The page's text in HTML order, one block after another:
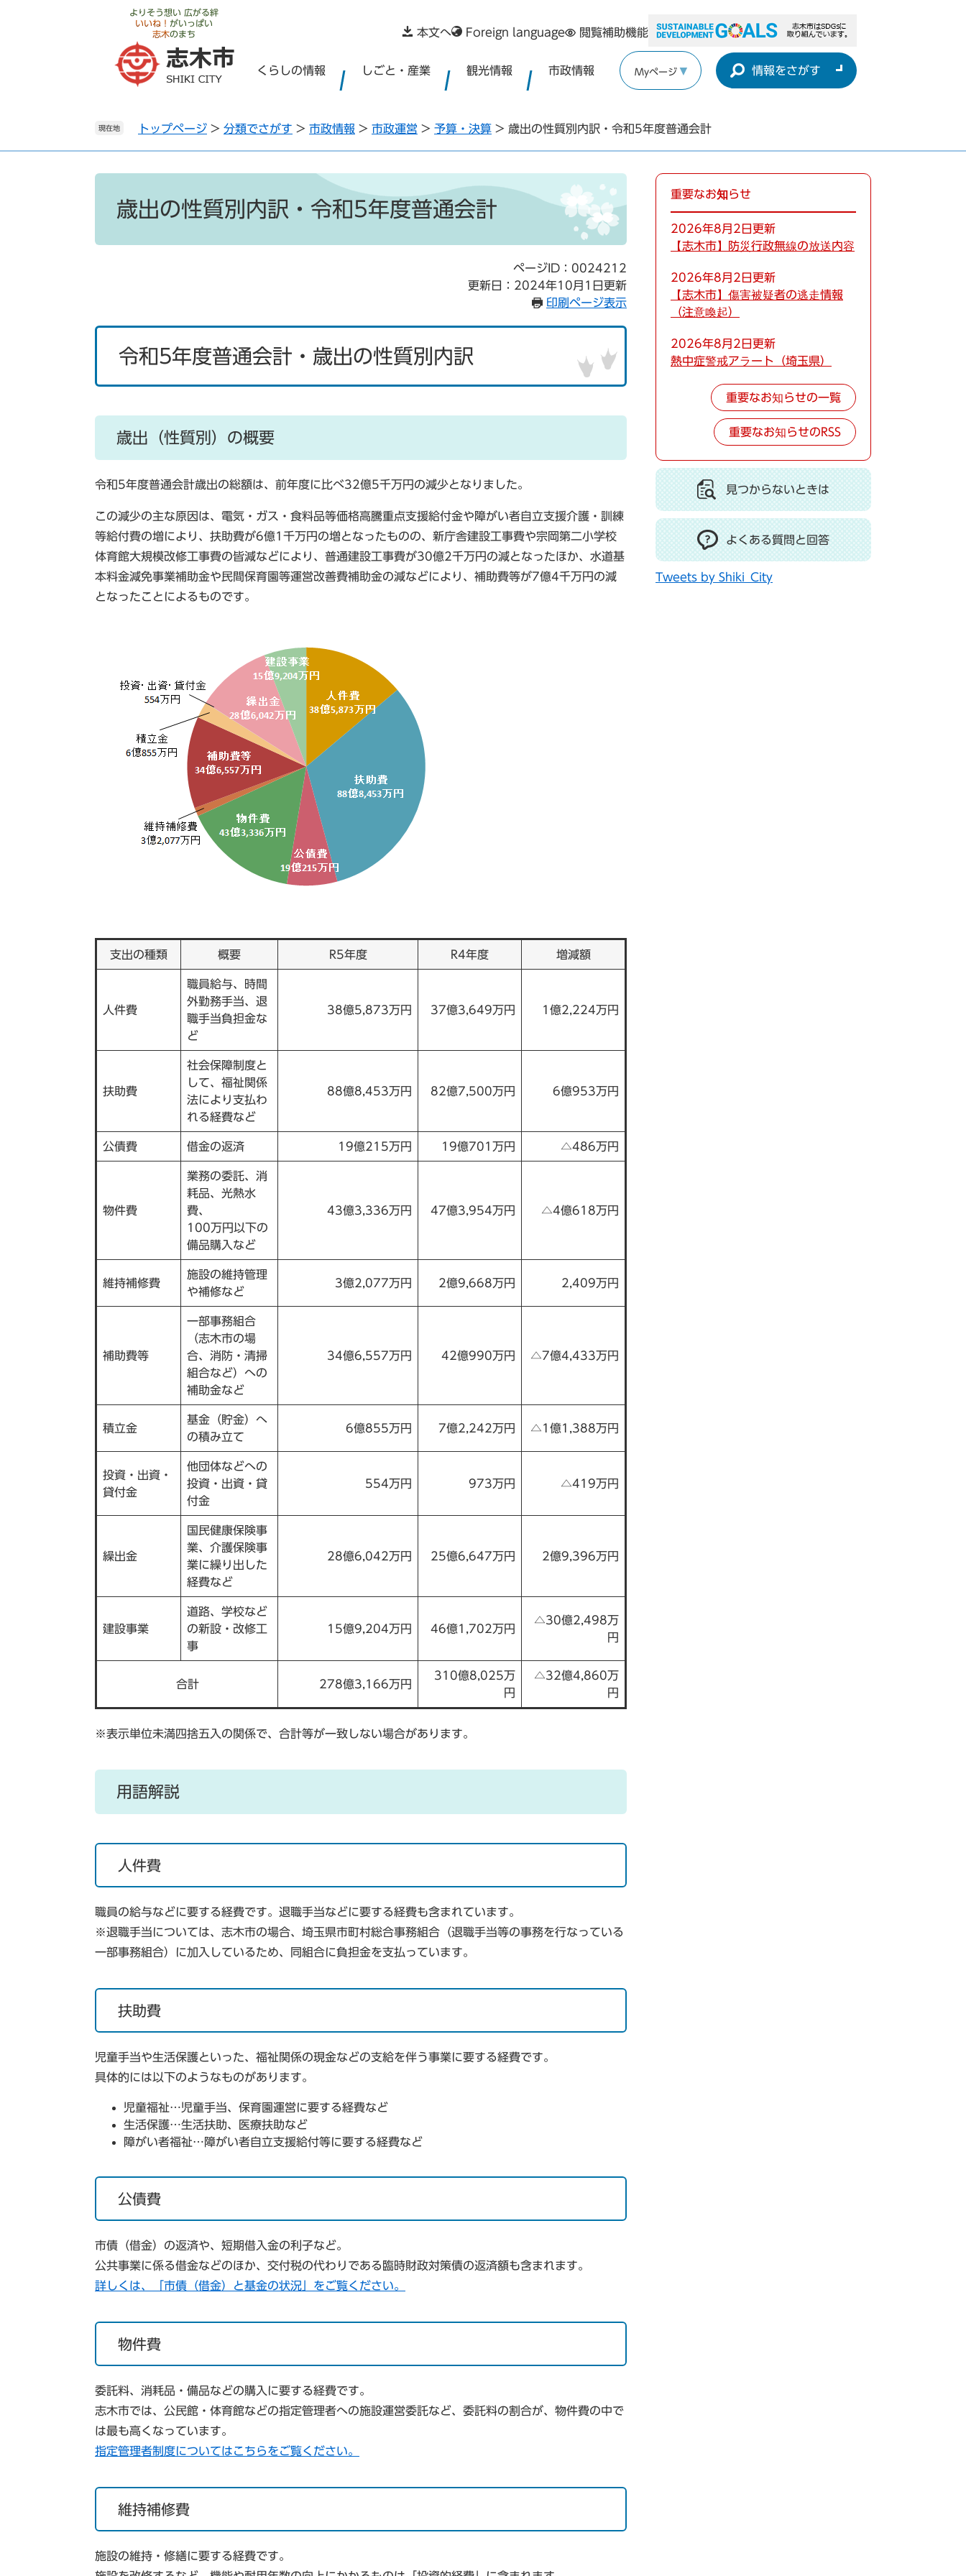
よりそう想い 広がる絆
いいね！ がいっぱい
志木のまち 本文へ Foreign language 閲覧補助機能
くらしの情報 しごと・産業 観光情報 市政情報 Myページ 情報をさがす
現在地 トップページ > 分類でさがす > 市政情報 > 市政運営 > 予算・決算 > 歳出の性質別内訳・令和5年度普通会計
歳出の性質別内訳・令和5年度普通会計
ページID：0024212
更新日：2024年10月1日更新
印刷ページ表示
令和5年度普通会計・歳出の性質別内訳
歳出（性質別）の概要
令和5年度普通会計歳出の総額は、前年度に比べ32億5千万円の減少となりました。
この減少の主な原因は、電気・ガス・食料品等価格高騰重点支援給付金や障がい者自立支援介護・訓練
等給付費の増により、扶助費が6億1千万円の増となったものの、新庁舎建設工事費や宗岡第二小学校
体育館大規模改修工事費の皆減などにより、普通建設工事費が30億2千万円の減となったほか、水道基
本料金減免事業補助金や民間保育園等運営改善費補助金の減などにより、補助費等が7億4千万円の減
となったことによるものです。
支出の種類 概要 R5年度 R4年度 増減額
人件費
職員給与、時間
外勤務手当、退
職手当負担金な
ど
38億5,873万円 37億3,649万円 1億2,224万円
扶助費
社会保障制度と
して、福祉関係
法により支払わ
れる経費など
88億8,453万円 82億7,500万円 6億953万円
公債費 借金の返済 19億215万円 19億701万円 △486万円
物件費
業務の委託、消
耗品、光熱水
費、
100万円以下の
備品購入など
43億3,336万円 47億3,954万円 △4億618万円
維持補修費
施設の維持管理
や補修など
3億2,077万円 2億9,668万円 2,409万円
補助費等
一部事務組合
（志木市の場
合、消防・清掃
組合など）への
補助金など
34億6,557万円 42億990万円 △7億4,433万円
積立金
基金（貯金）へ
の積み立て
6億855万円 7億2,242万円 △1億1,388万円
投資・出資・
貸付金
他団体などへの
投資・出資・貸
付金
554万円 973万円 △419万円
繰出金
国民健康保険事
業、介護保険事
業に繰り出した
経費など
28億6,042万円 25億6,647万円 2億9,396万円
建設事業
道路、学校など
の新設・改修工
事
15億9,204万円 46億1,702万円
△30億2,498万
円
合計 278億3,166万円
310億8,025万
円
△32億4,860万
円
※表示単位未満四捨五入の関係で、合計等が一致しない場合があります。
用語解説
人件費
職員の給与などに要する経費です。退職手当などに要する経費も含まれています。
※退職手当については、志木市の場合、埼玉県市町村総合事務組合（退職手当等の事務を行なっている
一部事務組合）に加入しているため、同組合に負担金を支払っています。
扶助費
児童手当や生活保護といった、福祉関係の現金などの支給を伴う事業に要する経費です。
具体的には以下のようなものがあります。
児童福祉…児童手当、保育園運営に要する経費など
生活保護…生活扶助、医療扶助など
障がい者福祉…障がい者自立支援給付等に要する経費など
公債費
市債（借金）の返済や、短期借入金の利子など。
公共事業に係る借金などのほか、交付税の代わりである臨時財政対策債の返済額も含まれます。
詳しくは、「市債（借金）と基金の状況」をご覧ください。
物件費
委託料、消耗品・備品などの購入に要する経費です。
志木市では、公民館・体育館などの指定管理者への施設運営委託など、委託料の割合が、物件費の中で
は最も高くなっています。
指定管理者制度についてはこちらをご覧ください。
維持補修費
施設の維持・修繕に要する経費です。
重要なお知らせ
2026年8月2日更新
【志木市】防災行政無線の放送内容
2026年8月2日更新
【志木市】傷害被疑者の逃走情報
（注意喚起）
2026年8月2日更新
熱中症警戒アラート（埼玉県）
重要なお知らせの一覧
重要なお知らせのRSS
見つからないときは
よくある質問と回答
Tweets by Shiki_City